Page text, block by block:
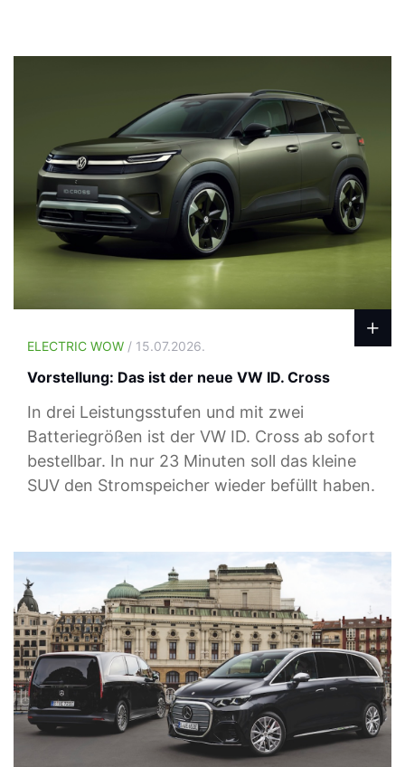
ELECTRIC WOW / 15.07.2026.
Vorstellung: Das ist der neue VW ID. Cross
In drei Leistungsstufen und mit zwei
Batteriegrößen ist der VW ID. Cross ab sofort
bestellbar. In nur 23 Minuten soll das kleine
SUV den Stromspeicher wieder befüllt haben.